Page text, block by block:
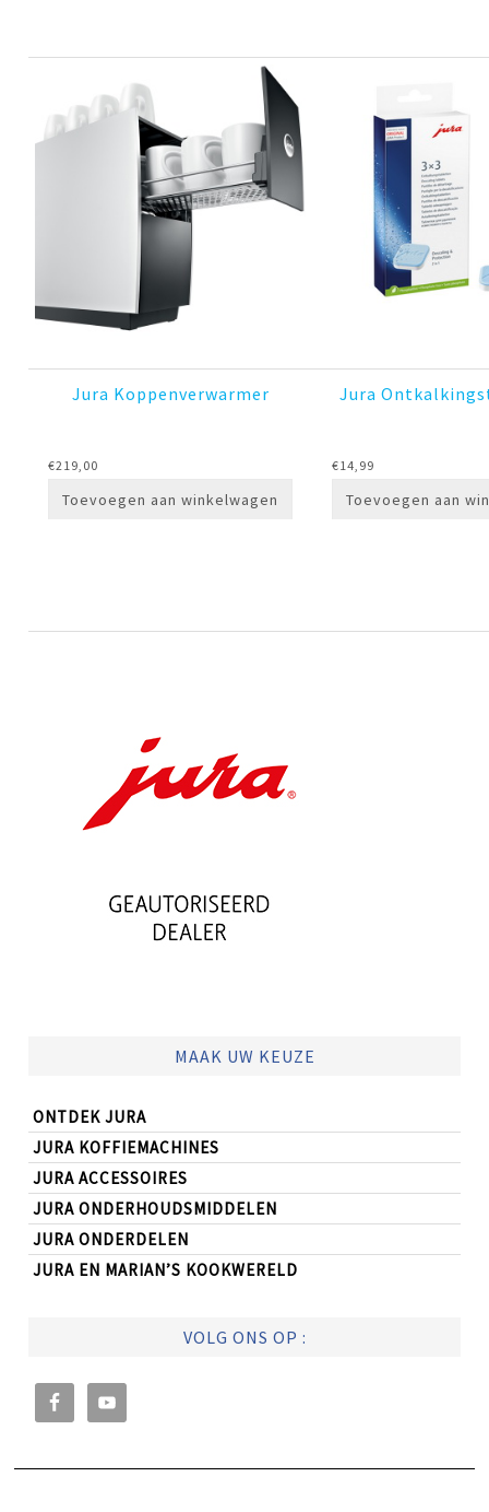
Jura Koppenverwarmer
€219,00
Toevoegen aan winkelwagen
Jura
€14,99
Toevoegen aan
MAAK UW KEUZE
ONTDEK JURA
JURA KOFFIEMACHINES
JURA ACCESSOIRES
JURA ONDERHOUDSMIDDELEN
JURA ONDERDELEN
JURA EN MARIAN’S KOOKWERELD
VOLG ONS OP :